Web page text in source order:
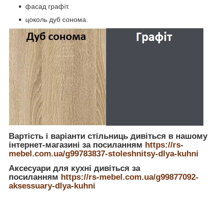
фасад графіт.
цоколь дуб сонома.
Вартість і варіанти стільниць дивіться в нашому
інтернет-магазині за посиланням https://rs-
mebel.com.ua/g99783837-stoleshnitsy-dlya-kuhni
Аксесуари для кухні дивіться за
посиланням https://rs-mebel.com.ua/g99877092-
aksessuary-dlya-kuhni